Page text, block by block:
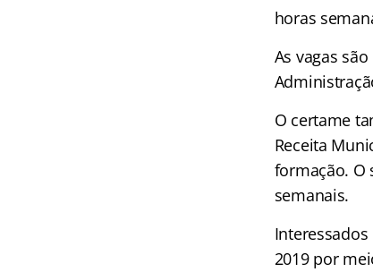
horas
As vagas
O certame
Receita
formação. O
semanais.
2019 por